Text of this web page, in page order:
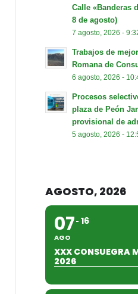
Calle «Banderas
8 de agosto)
7 agosto, 2026 -
Trabajos de
Romana de
6 agosto, 2026 -
Procesos
plaza de Peón
provisional de
5 agosto, 2026 -
AGOSTO, 2026
07
AGO
16
XXX CONSUEGRA
2026